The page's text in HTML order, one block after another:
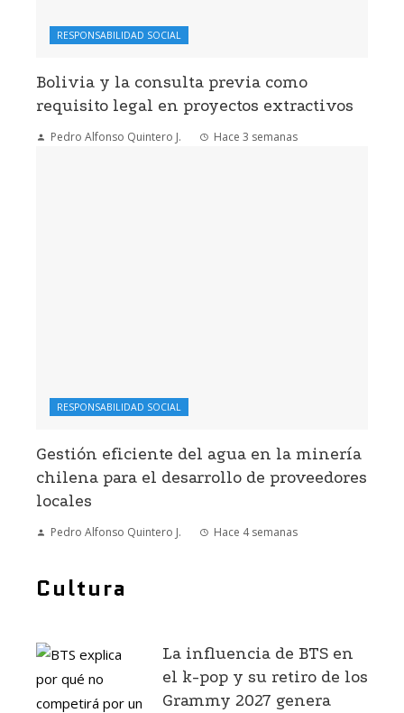
RESPONSABILIDAD SOCIAL
Bolivia y la consulta previa como
requisito legal en proyectos extractivos
Pedro Alfonso Quintero J. Hace 3 semanas
RESPONSABILIDAD SOCIAL
Gestión eficiente del agua en la minería
chilena para el desarrollo de proveedores
locales
Pedro Alfonso Quintero J. Hace 4 semanas
Cultura
La influencia de BTS en
el k-pop y su retiro de los
Grammy 2027 genera